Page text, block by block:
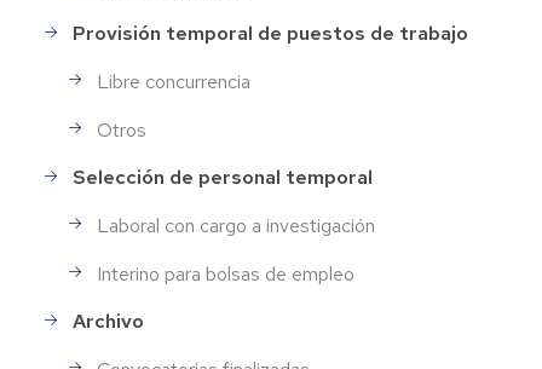
Provisión temporal de puestos de trabajo
Libre concurrencia
Otros
Selección de personal temporal
Laboral con cargo a investigación
Interino para bolsas de empleo
Archivo